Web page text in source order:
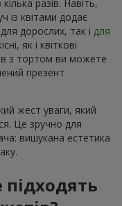
разів. Навіть,
із квітами додає
дорослих, так і для
як і квіткові
з тортом ви можете
презент
жест уваги, який
Це зручно для
вишукана естетика